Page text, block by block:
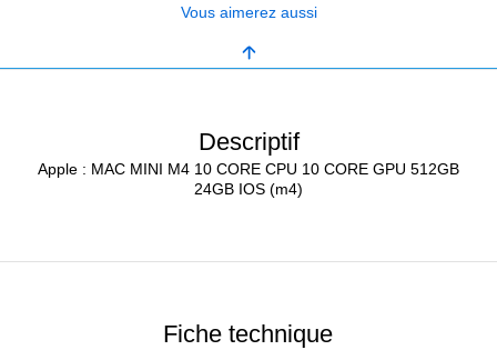
Vous aimerez aussi
Descriptif
Apple : MAC MINI M4 10 CORE CPU 10 CORE GPU 512GB
24GB IOS (m4)
Fiche technique